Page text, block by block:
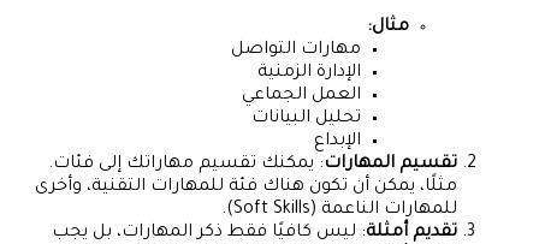
مثال:
مهارات التواصل
الإدارة الزمنية
العمل الجماعي
تحليل البيانات
الإبداع
تقسيم المهارات: يمكنك تقسيم مهاراتك إلى فئات.
مثلًا، يمكن أن تكون هناك فئة للمهارات التقنية، وأخرى
للمهارات الناعمة (Soft Skills).
تقديم أمثلة: ليس كافيًا فقط ذكر المهارات، بل يجب